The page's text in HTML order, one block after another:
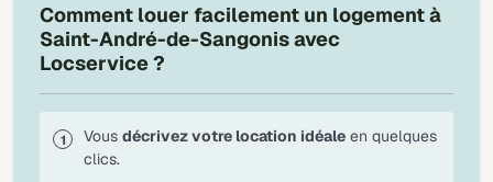
Comment louer facilement un logement à
Saint-André-de-Sangonis avec
Locservice ?
Vous décrivez votre location idéale en quelques
clics.